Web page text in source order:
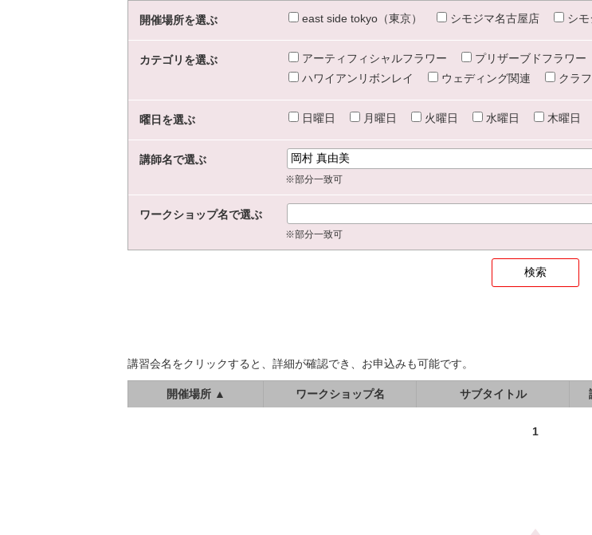
開催場所を選ぶ east side tokyo（東京） シモジマ名古屋店 シ
カテゴリを選ぶ アーティフィシャルフラワー プリザーブドフラワー
ハワイアンリボンレイ
ウェディング関連 クラ
曜日を選ぶ 日曜日 月曜日 火曜日 水曜日 木曜日
講師名で選ぶ
※部分一致可
ワークショップ名で選ぶ
※部分一致可
講習会名をクリックすると、詳細が確認でき、お申込みも可能です。
開催場所 ▲ ワークショップ名 サブタイトル
1